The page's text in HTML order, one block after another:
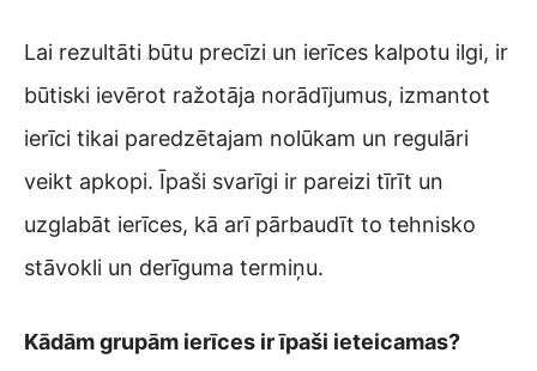
Lai rezultāti būtu precīzi un ierīces kalpotu ilgi, ir
būtiski ievērot ražotāja norādījumus, izmantot
ierīci tikai paredzētajam nolūkam un regulāri
veikt apkopi. Īpaši svarīgi ir pareizi tīrīt un
uzglabāt ierīces, kā arī pārbaudīt to tehnisko
stāvokli un derīguma termiņu.
Kādām grupām ierīces ir īpaši ieteicamas?